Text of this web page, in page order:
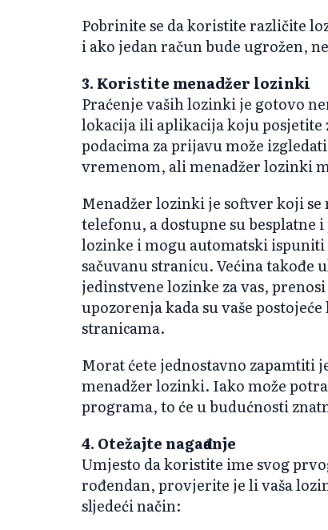
Pobrinite se da koristite različite
i ako jedan račun bude ugrožen,
3. Koristite menadžer lozinki
Praćenje vaših lozinki je gotovo
lokacija ili aplikacija koju
podacima za prijavu može
vremenom, ali menadžer lozinki
Menadžer lozinki je softver koji
telefonu, a dostupne su besplatne
lozinke i mogu automatski ispuniti
sačuvanu stranicu. Većina
jedinstvene lozinke za vas,
upozorenja kada su vaše
stranicama.
Morat ćete jednostavno zapamtiti
menadžer lozinki. Iako može
programa, to će u budućnosti
4. Otežajte nagađanje
Umjesto da koristite ime svog
rođendan, provjerite je li vaša
sljedeći način: